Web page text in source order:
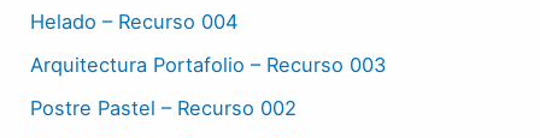
Helado – Recurso 004
Arquitectura Portafolio – Recurso 003
Postre Pastel – Recurso 002